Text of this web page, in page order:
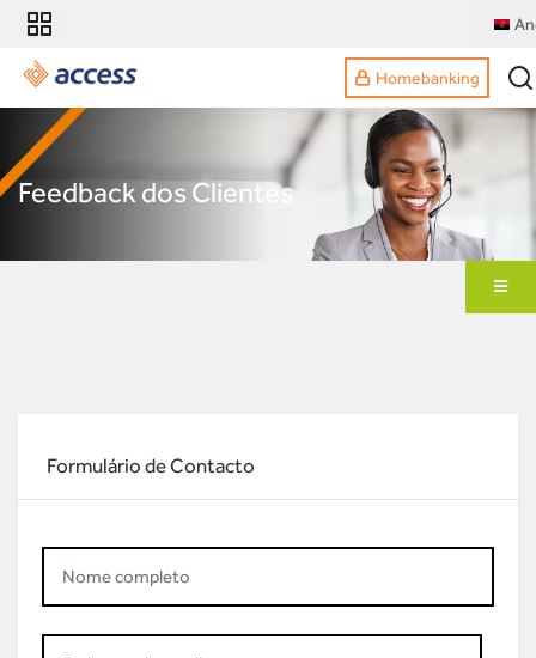
Homebanking
Feedback dos Clientes
Formulário de Contacto